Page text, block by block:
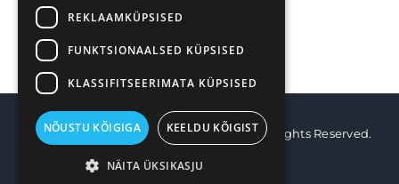
Vihmategija| Copyright © 2022-2025. All Rights Reserved.
REKLAAMKÜPSISED
FUNKTSIONAALSED KÜPSISED
KLASSIFITSEERIMATA KÜPSISED
NÕUSTU KÕIGIGA KEELDU KÕIGIST
NÄITA ÜKSIKASJU